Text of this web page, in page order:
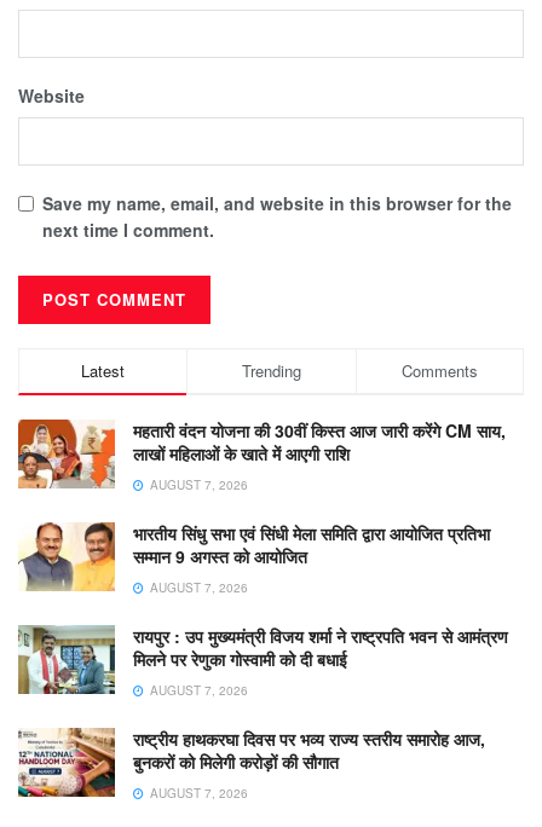
Website
Save my name, email, and website in this browser for the
next time I comment.
Latest Trending Comments
महतारी वंदन योजना की 30वीं किस्त आज जारी करेंगे CM साय,
लाखों महिलाओं के खाते में आएगी राशि
AUGUST 7, 2026
भारतीय सिंधु सभा एवं सिंधी मेला समिति द्वारा आयोजित प्रतिभा
सम्मान 9 अगस्त को आयोजित
AUGUST 7, 2026
रायपुर : उप मुख्यमंत्री विजय शर्मा ने राष्ट्रपति भवन से आमंत्रण
मिलने पर रेणुका गोस्वामी को दी बधाई
AUGUST 7, 2026
राष्ट्रीय हाथकरघा दिवस पर भव्य राज्य स्तरीय समारोह आज,
बुनकरों को मिलेगी करोड़ों की सौगात
AUGUST 7, 2026